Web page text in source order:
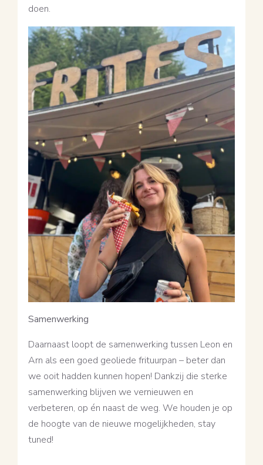
doen.
Samenwerking
Daarnaast loopt de samenwerking tussen Leon en
Arn als een goed geoliede frituurpan – beter dan
we ooit hadden kunnen hopen! Dankzij die sterke
samenwerking blijven we vernieuwen en
verbeteren, op én naast de weg. We houden je op
de hoogte van de nieuwe mogelijkheden, stay
tuned!